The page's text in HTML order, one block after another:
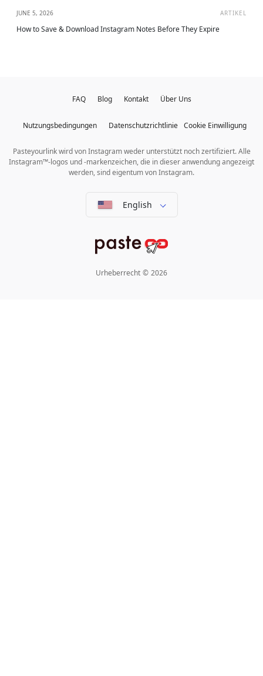
JUNE 5, 2026 ARTIKEL
How to Save & Download Instagram Notes Before They Expire
English
Urheberrecht © 2026
Pasteyourlink wird von Instagram weder unterstützt noch zertifiziert. Alle
Instagram™-logos und -markenzeichen, die in dieser anwendung angezeigt
werden, sind eigentum von Instagram.
FAQ Blog Kontakt Über Uns
Nutzungsbedingungen Datenschutzrichtlinie Cookie Einwilligung